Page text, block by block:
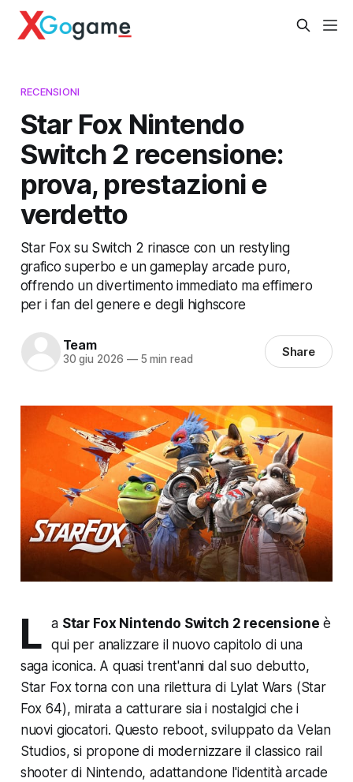
RECENSIONI
Star Fox Nintendo
Switch 2 recensione:
prova, prestazioni e
verdetto
Star Fox su Switch 2 rinasce con un restyling
grafico superbo e un gameplay arcade puro,
offrendo un divertimento immediato ma effimero
per i fan del genere e degli highscore
Team
30 giu 2026 —5 min read Share
L a Star Fox Nintendo Switch 2 recensione è
qui per analizzare il nuovo capitolo di una
saga iconica. A quasi trent'anni dal suo debutto,
Star Fox torna con una rilettura di Lylat Wars (Star
Fox 64), mirata a catturare sia i nostalgici che i
nuovi giocatori. Questo reboot, sviluppato da Velan
Studios, si propone di modernizzare il classico rail
shooter di Nintendo, adattandone l'identità arcade